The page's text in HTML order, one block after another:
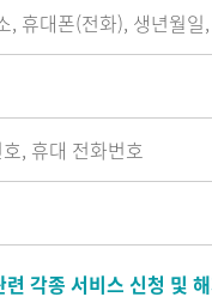
, 휴대폰(전화), 생년월
, 휴대 전화번호
각종 서비스 신청 및